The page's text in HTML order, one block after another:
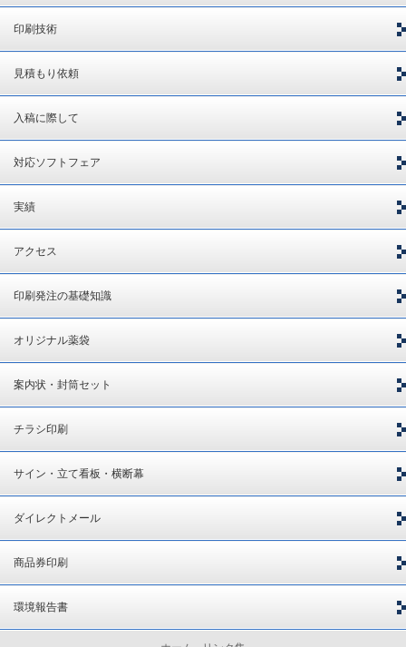
印刷技術
見積もり依頼
入稿に際して
対応ソフトフェア
実績
アクセス
印刷発注の基礎知識
オリジナル薬袋
案内状・封筒セット
チラシ印刷
サイン・立て看板・横断幕
ダイレクトメール
商品券印刷
環境報告書